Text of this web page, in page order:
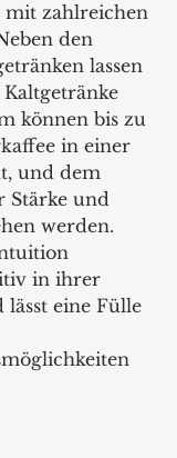
mit zahlreichen
den
lassen
können bis zu
in einer
und dem
Stärke und
werden.
in ihrer
eine Fülle